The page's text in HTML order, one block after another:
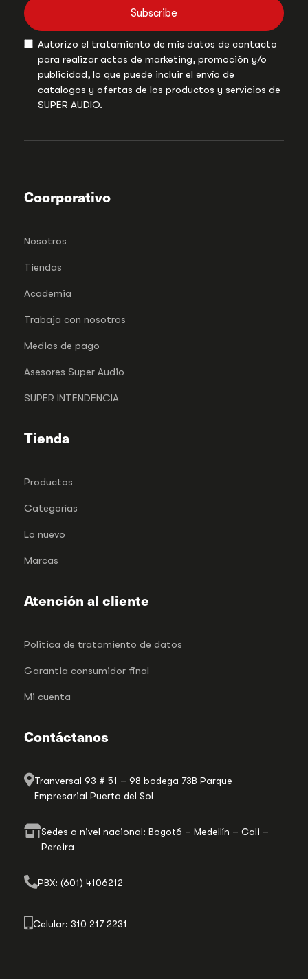
Subscribe
Autorizo el tratamiento de mis datos de contacto
para realizar actos de marketing, promoción y/o
publicidad, lo que puede incluir el envío de
catalogos y ofertas de los productos y servicios de
SUPER AUDIO.
Coorporativo
Nosotros
Tiendas
Academia
Trabaja con nosotros
Medios de pago
Asesores Super Audio
SUPER INTENDENCIA
Tienda
Productos
Categorías
Lo nuevo
Marcas
Atención al cliente
Politica de tratamiento de datos
Garantia consumidor final
Mi cuenta
Contáctanos
Tranversal 93 # 51 – 98 bodega 73B Parque
Empresarial Puerta del Sol
Sedes a nivel nacional: Bogotá – Medellín – Cali –
Pereira
PBX: (601) 4106212
Celular: 310 217 2231